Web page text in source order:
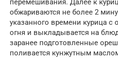
перемешивания. Далее к
обжариваются не более 2
указанного времени курица
огня и выкладывается на
заранее подготовленные
поливается кунжутным